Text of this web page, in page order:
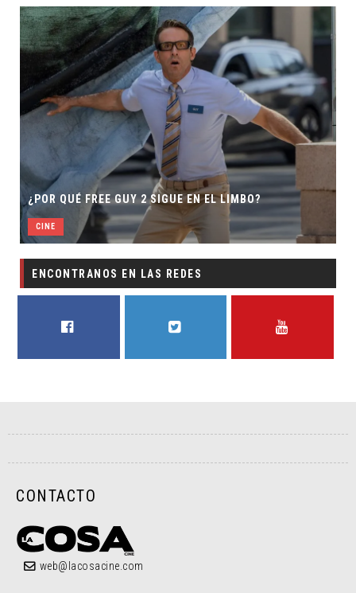
¿POR QUÉ FREE GUY 2 SIGUE EN EL LIMBO?
CINE
ENCONTRANOS EN LAS REDES
CONTACTO
web@lacosacine.com